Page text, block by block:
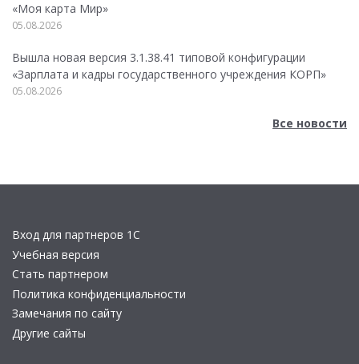
«Моя карта Мир»
05.08.2026
Вышла новая версия 3.1.38.41 типовой конфигурации
«Зарплата и кадры государственного учреждения КОРП»
05.08.2026
Все новости
Вход для партнеров 1С
Учебная версия
Стать партнером
Политика конфиденциальности
Замечания по сайту
Другие сайты